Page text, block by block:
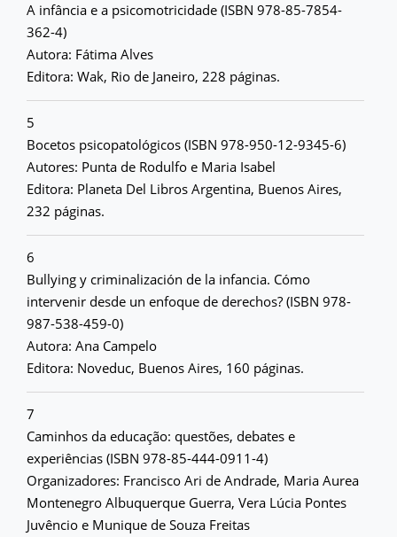
A infância e a psicomotricidade (ISBN 978-85-7854-
362-4)
Autora: Fátima Alves
Editora: Wak, Rio de Janeiro, 228 páginas.
5
Bocetos psicopatológicos (ISBN 978-950-12-9345-6)
Autores: Punta de Rodulfo e Maria Isabel
Editora: Planeta Del Libros Argentina, Buenos Aires,
232 páginas.
6
Bullying y criminalización de la infancia. Cómo
intervenir desde un enfoque de derechos? (ISBN 978-
987-538-459-0)
Autora: Ana Campelo
Editora: Noveduc, Buenos Aires, 160 páginas.
7
Caminhos da educação: questões, debates e
experiências (ISBN 978-85-444-0911-4)
Organizadores: Francisco Ari de Andrade, Maria Aurea
Montenegro Albuquerque Guerra, Vera Lúcia Pontes
Juvêncio e Munique de Souza Freitas